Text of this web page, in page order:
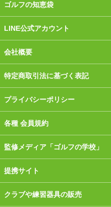
ゴルフの知恵袋
LINE公式アカウント
会社概要
特定商取引法に基づく表記
プライバシーポリシー
各種 会員規約
監修メディア「ゴルフの学校」
提携サイト
クラブや練習器具の販売